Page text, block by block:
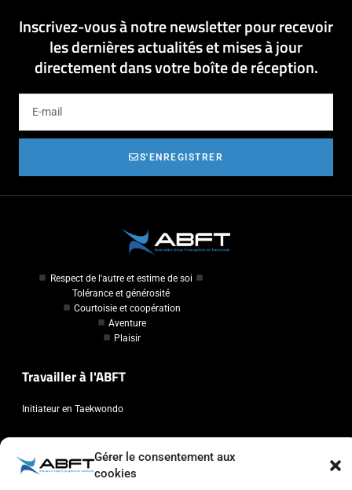
Gérer le consentement aux
cookies
Inscrivez-vous à notre newsletter pour recevoir
les dernières actualités et mises à jour
directement dans votre boîte de réception.
S'ENREGISTRER
Respect de l'autre et estime de soi
Tolérance et générosité
Courtoisie et coopération
Aventure
Plaisir
Travailler à l'ABFT
Initiateur en Taekwondo
Association Belge Francophone de Taekwondo